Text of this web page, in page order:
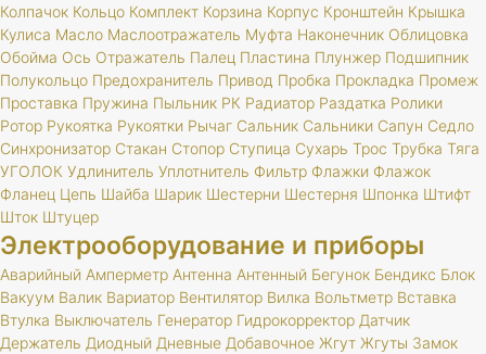
Колпачок Кольцо Комплект Корзина Корпус Кронштейн Крышка
Кулиса Масло Маслоотражатель Муфта Наконечник Облицовка
Обойма Ось Отражатель Палец Пластина Плунжер Подшипник
Полукольцо Предохранитель Привод Пробка Прокладка Промеж
Проставка Пружина Пыльник РК Радиатор Раздатка Ролики
Ротор Рукоятка Рукоятки Рычаг Сальник Сальники Сапун Седло
Синхронизатор Стакан Стопор Ступица Сухарь Трос Трубка Тяга
УГОЛОК Удлинитель Уплотнитель Фильтр Флажки Флажок
Фланец Цепь Шайба Шарик Шестерни Шестерня Шпонка Штифт
Шток Штуцер
Электрооборудование и приборы
Аварийный Амперметр Антенна Антенный Бегунок Бендикс Блок
Вакуум Валик Вариатор Вентилятор Вилка Вольтметр Вставка
Втулка Выключатель Генератор Гидрокорректор Датчик
Держатель Диодный Дневные Добавочное Жгут Жгуты Замок